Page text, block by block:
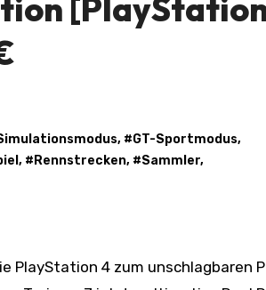
, #GT-Sportmodus,
, # Rennstrecken, #Sammler,